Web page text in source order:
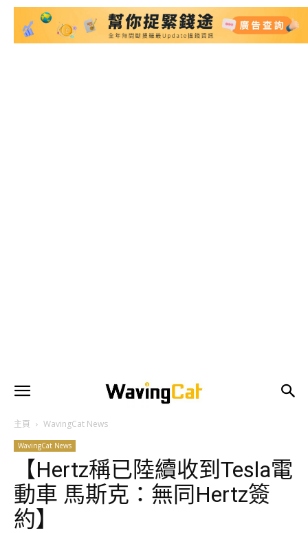
主頁 WavingCat News
WavingCat News
【Hertz稱已陸續收到Tesla電
動車 馬斯克：無同Hertz簽
約】